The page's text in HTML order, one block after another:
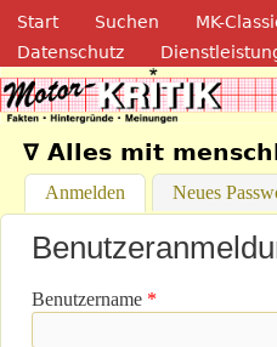
Direkt zum
Navigation
Start Suchen MK-
Datenschutz
Motor-
∇ Alles mit
Anmelden (aktiver Reiter)
Neues
Benutzername *